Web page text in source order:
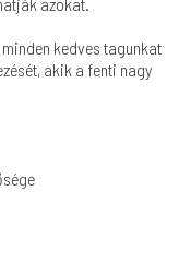
kedves tagunkat
akik a fenti nagy